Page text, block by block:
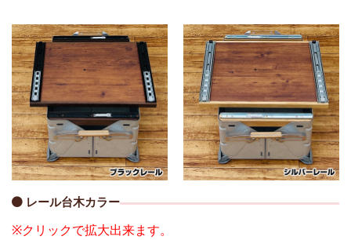
レール台木カラー
※クリックで拡大出来ます。